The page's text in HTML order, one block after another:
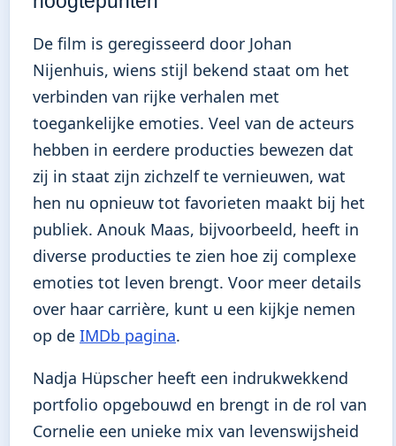
De film is geregisseerd door Johan
Nijenhuis, wiens stijl bekend staat om het
verbinden van rijke verhalen met
toegankelijke emoties. Veel van de acteurs
hebben in eerdere producties bewezen dat
zij in staat zijn zichzelf te vernieuwen, wat
hen nu opnieuw tot favorieten maakt bij het
publiek. Anouk Maas, bijvoorbeeld, heeft in
diverse producties te zien hoe zij complexe
emoties tot leven brengt. Voor meer details
over haar carrière, kunt u een kijkje nemen
op de IMDb pagina.
Nadja Hüpscher heeft een indrukwekkend
portfolio opgebouwd en brengt in de rol van
Cornelie een unieke mix van levenswijsheid